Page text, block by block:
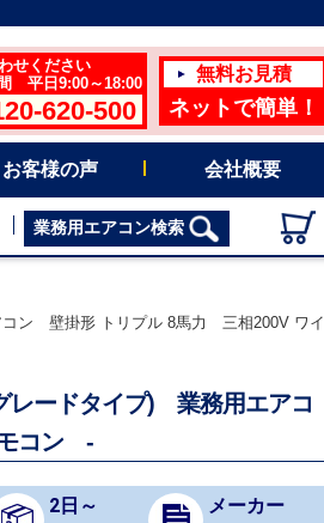
せください
平日9:00～18:00
620-500
無料お見積
ネットで簡単！
お客様の声 会社概要
業務用エアコン検索
ン 壁掛形 トリプル 8馬力 三相200V ワイ
ードタイプ) 業務用エアコ
コン -
2日～
メーカー